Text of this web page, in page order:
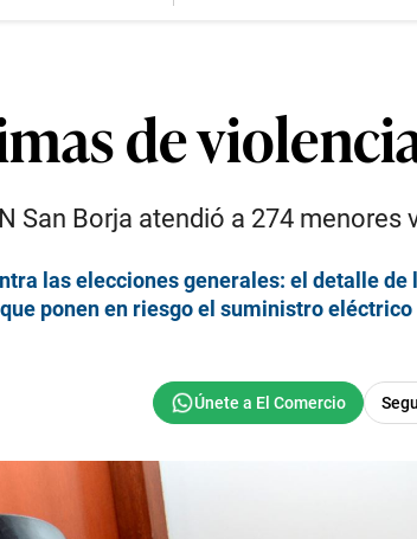
de
San Borja atendió a 274
las elecciones generales: el detalle de
ponen en riesgo el suministro eléctrico